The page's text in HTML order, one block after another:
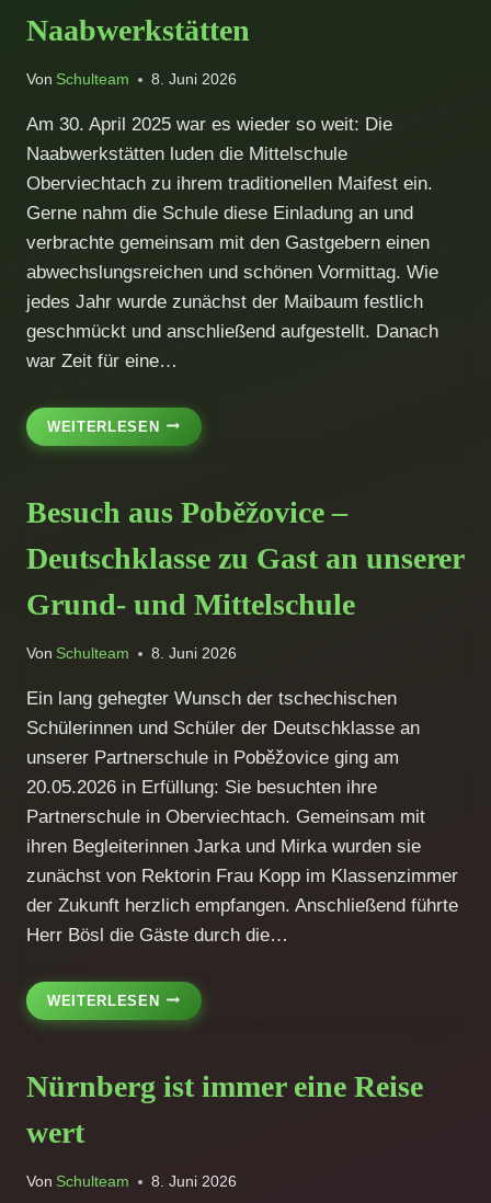
Naabwerkstätten
Von Schulteam 8. Juni 2026
Am 30. April 2025 war es wieder so weit: Die
Naabwerkstätten luden die Mittelschule
Oberviechtach zu ihrem traditionellen Maifest ein.
Gerne nahm die Schule diese Einladung an und
verbrachte gemeinsam mit den Gastgebern einen
abwechslungsreichen und schönen Vormittag. Wie
jedes Jahr wurde zunächst der Maibaum festlich
geschmückt und anschließend aufgestellt. Danach
war Zeit für eine…
WEITERLESENGEMEINSAMES
MAIFEST
NAABWERKSTÄTTEN
Besuch aus Poběžovice –
Deutschklasse zu Gast an unserer
Grund- und Mittelschule
Von Schulteam 8. Juni 2026
Ein lang gehegter Wunsch der tschechischen
Schülerinnen und Schüler der Deutschklasse an
unserer Partnerschule in Poběžovice ging am
20.05.2026 in Erfüllung: Sie besuchten ihre
Partnerschule in Oberviechtach. Gemeinsam mit
ihren Begleiterinnen Jarka und Mirka wurden sie
zunächst von Rektorin Frau Kopp im Klassenzimmer
der Zukunft herzlich empfangen. Anschließend führte
Herr Bösl die Gäste durch die…
WEITERLESENBESUCH
AUS
DEUTSCHKLASSE
UNSERER
Nürnberg ist immer eine Reise
wert
Von Schulteam 8. Juni 2026